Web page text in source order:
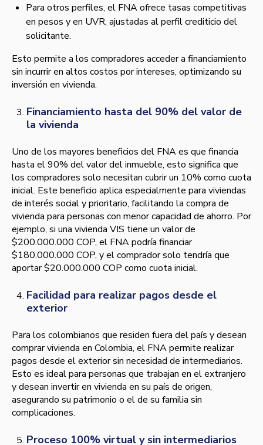
Para otros perfiles, el FNA ofrece tasas competitivas
en pesos y en UVR, ajustadas al perfil crediticio del
solicitante.
Esto permite a los compradores acceder a financiamiento
sin incurrir en altos costos por intereses, optimizando su
inversión en vivienda.
Financiamiento hasta del 90% del valor de
la vivienda
Uno de los mayores beneficios del FNA es que financia
hasta el 90% del valor del inmueble, esto significa que
los compradores solo necesitan cubrir un 10% como cuota
inicial. Este beneficio aplica especialmente para viviendas
de interés social y prioritario, facilitando la compra de
vivienda para personas con menor capacidad de ahorro. Por
ejemplo, si una vivienda VIS tiene un valor de
$200.000.000 COP, el FNA podría financiar
$180.000.000 COP, y el comprador solo tendría que
aportar $20.000.000 COP como cuota inicial.
Facilidad para realizar pagos desde el
exterior
Para los colombianos que residen fuera del país y desean
comprar vivienda en Colombia, el FNA permite realizar
pagos desde el exterior sin necesidad de intermediarios.
Esto es ideal para personas que trabajan en el extranjero
y desean invertir en vivienda en su país de origen,
asegurando su patrimonio o el de su familia sin
complicaciones.
Proceso 100% virtual y sin intermediarios